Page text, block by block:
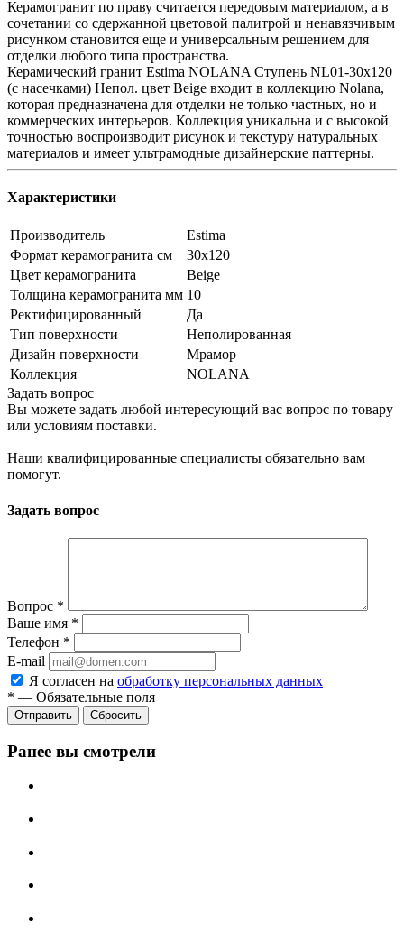
Керамогранит по праву считается передовым материалом, а в
сочетании со сдержанной цветовой палитрой и ненавязчивым
рисунком становится еще и универсальным решением для
отделки любого типа пространства.
Керамический гранит Estima NOLANA Ступень NL01-30x120
(с насечками) Непол. цвет Beige входит в коллекцию Nolana,
которая предназначена для отделки не только частных, но и
коммерческих интерьеров. Коллекция уникальна и с высокой
точностью воспроизводит рисунок и текстуру натуральных
материалов и имеет ультрамодные дизайнерские паттерны.
Характеристики
Производитель
Estima
Формат керамогранита см
30х120
Цвет керамогранита
Beige
Толщина керамогранита мм 10
Ректифицированный
Да
Тип поверхности
Неполированная
Дизайн поверхности
Мрамор
Коллекция
NOLANA
Задать вопрос
Вы можете задать любой интересующий вас вопрос по товару
или условиям поставки.
Наши квалифицированные специалисты обязательно вам
помогут.
Задать вопрос
Вопрос *
Ваше имя *
Телефон *
E-mail
Я согласен на обработку персональных данных
* — Обязательные поля
Сбросить
Ранее вы смотрели